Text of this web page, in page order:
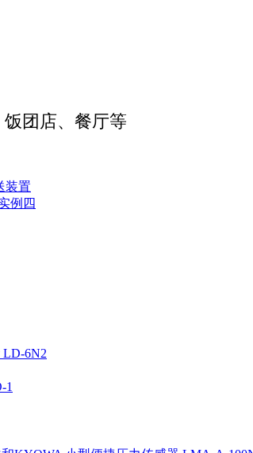
团店、餐厅等
装置
例四
LD-6N2
1